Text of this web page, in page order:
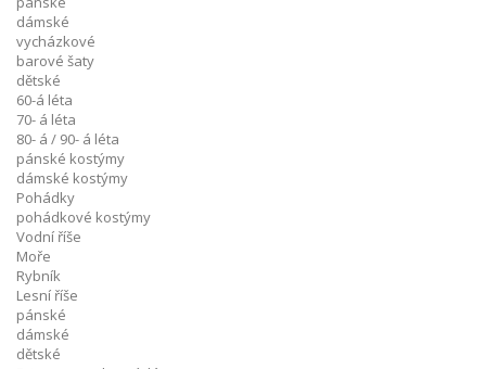
dámské
vycházkové
barové šaty
dětské
60-á léta
70- á léta
80- á / 90- á léta
pánské kostýmy
dámské kostýmy
Pohádky
pohádkové kostýmy
Vodní říše
Moře
Rybník
Lesní říše
pánské
dámské
dětské